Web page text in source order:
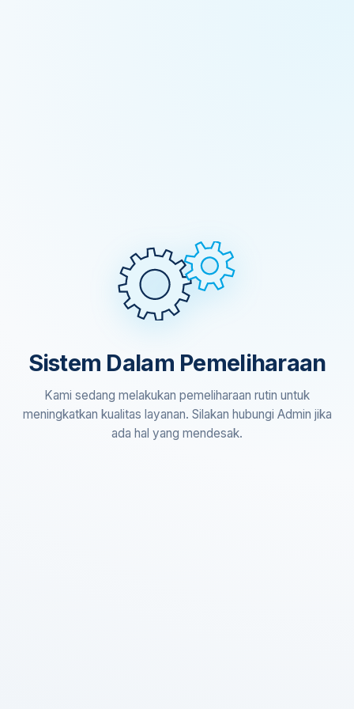
Sistem Dalam Pemeliharaan
Kami sedang melakukan pemeliharaan rutin untuk
meningkatkan kualitas layanan. Silakan hubungi Admin jika
ada hal yang mendesak.